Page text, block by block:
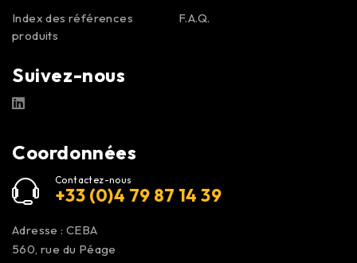
Index des références
produits
Suivez-nous
F.A.Q.
Coordonnées
Contactez-nous
+33 (0)4 79 87 14 39
Adresse : CEBA
560, rue du Péage